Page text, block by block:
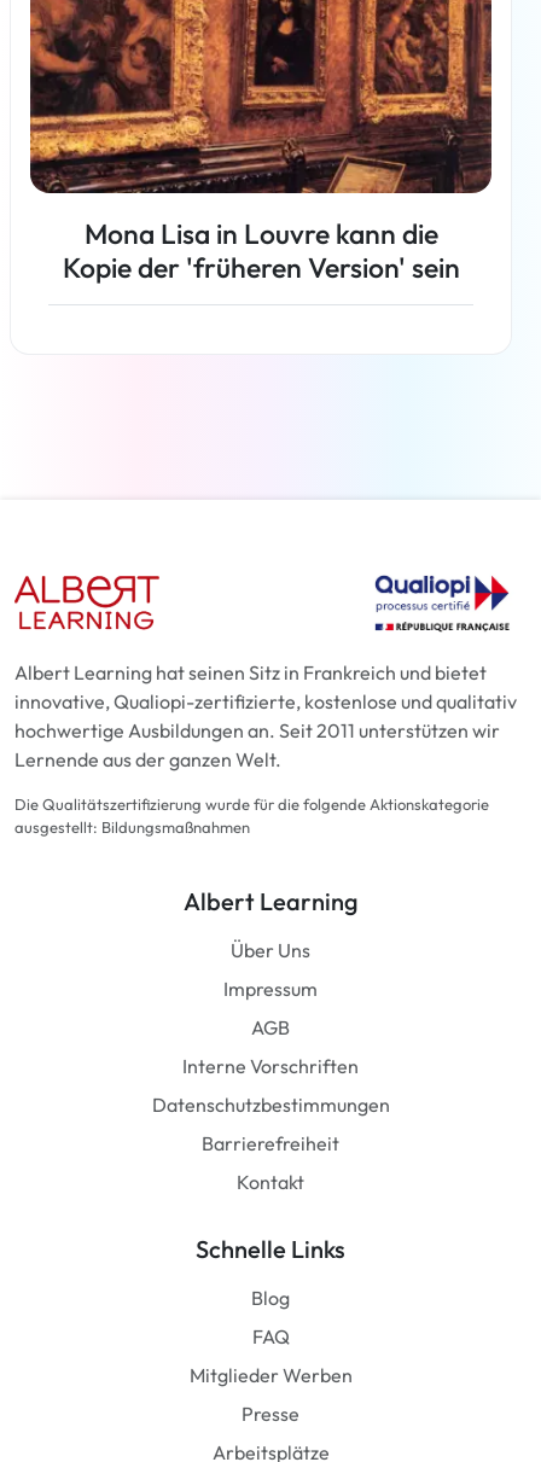
Mona Lisa in Louvre kann die
Kopie der 'früheren Version' sein
Albert Learning hat seinen Sitz in Frankreich und bietet
innovative, Qualiopi-zertifizierte, kostenlose und qualitativ
hochwertige Ausbildungen an. Seit 2011 unterstützen wir
Lernende aus der ganzen Welt.
Die Qualitätszertifizierung wurde für die folgende Aktionskategorie
ausgestellt: Bildungsmaßnahmen
Albert Learning
Über Uns
Impressum
AGB
Interne Vorschriften
Datenschutzbestimmungen
Barrierefreiheit
Kontakt
Schnelle Links
Blog
FAQ
Mitglieder Werben
Presse
Arbeitsplätze